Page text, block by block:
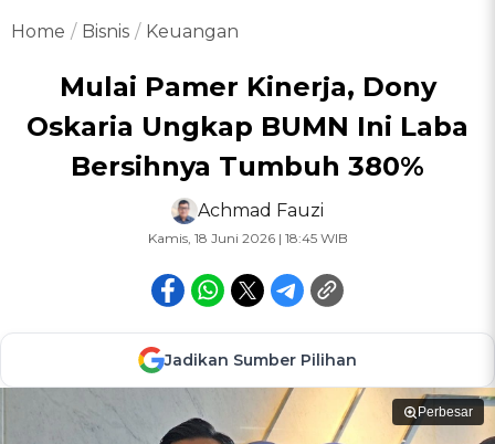
Home Bisnis Keuangan
Mulai Pamer Kinerja, Dony
Oskaria Ungkap BUMN Ini Laba
Bersihnya Tumbuh 380%
Achmad Fauzi
Kamis, 18 Juni 2026 | 18:45 WIB
Jadikan Sumber Pilihan
Perbesar